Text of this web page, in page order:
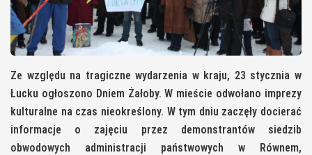
Ze względu na tragiczne wydarzenia w kraju, 23 stycznia w
Łucku ogłoszono Dniem Żałoby. W mieście odwołano imprezy
kulturalne na czas nieokreślony. W tym dniu zaczęły docierać
informacje o zajęciu przez demonstrantów siedzib
obwodowych administracji państwowych w Równem,